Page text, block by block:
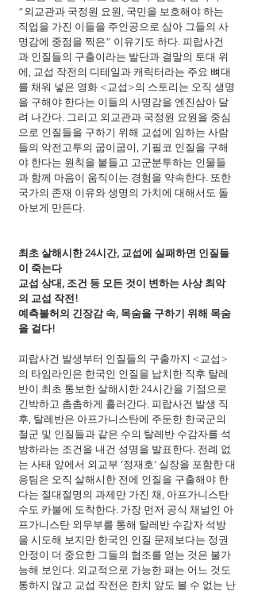
“외교관과 국정원 요원, 국민을 보호해야 하는
직업을 가진 이들을 주인공으로 삼아 그들의 사
명감에 중점을 찍은” 이유기도 하다. 피랍사건
과 인질들의 구출이라는 발단과 결말의 토대 위
에, 교섭 작전의 디테일과 캐릭터라는 주요 뼈대
를 채워 넣은 영화 <교섭>의 스토리는 오직 생명
을 구해야 한다는 이들의 사명감을 엔진삼아 달
려 나간다. 그리고 외교관과 국정원 요원을 중심
으로 인질들을 구하기 위해 교섭에 임하는 사람
들의 악전고투의 굽이굽이, 기필코 인질을 구해
야 한다는 원칙을 붙들고 고군분투하는 인물들
과 함께 마음이 움직이는 경험을 약속한다. 또한
국가의 존재 이유와 생명의 가치에 대해서도 돌
아보게 만든다.
최초 살해시한 24시간, 교섭에 실패하면 인질들
이 죽는다
교섭 상대, 조건 등 모든 것이 변하는 사상 최악
의 교섭 작전!
예측불허의 긴장감 속, 목숨을 구하기 위해 목숨
을 걸다!
피랍사건 발생부터 인질들의 구출까지 <교섭>
의 타임라인은 한국인 인질을 납치한 직후 탈레
반이 최초 통보한 살해시한 24시간을 기점으로
긴박하고 촘촘하게 흘러간다. 피랍사건 발생 직
후, 탈레반은 아프가니스탄에 주둔한 한국군의
철군 및 인질들과 같은 수의 탈레반 수감자를 석
방하라는 조건을 내건 성명을 발표한다. 전례 없
는 사태 앞에서 외교부 ‘정재호’ 실장을 포함한 대
응팀은 오직 살해시한 전에 인질을 구출해야 한
다는 절대절명의 과제만 가진 채, 아프가니스탄
수도 카불에 도착한다. 가장 먼저 공식 채널인 아
프가니스탄 외무부를 통해 탈레반 수감자 석방
을 시도해 보지만 한국인 인질 문제보다는 정권
안정이 더 중요한 그들의 협조를 얻는 것은 불가
능해 보인다. 외교적으로 가능한 패는 어느 것도
통하지 않고 교섭 작전은 한치 앞도 볼 수 없는 난